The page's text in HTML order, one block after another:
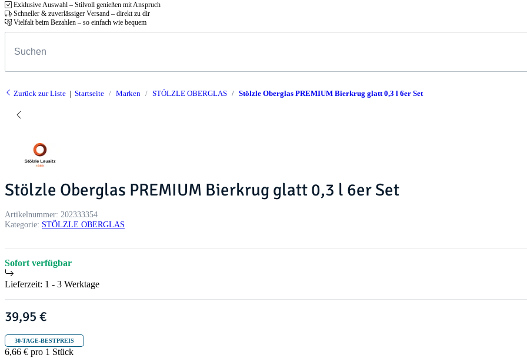
Exklusive Auswahl – Stilvoll genießen mit Anspruch
Schneller & zuverlässiger Versand – direkt zu dir
Vielfalt beim Bezahlen – so einfach wie bequem
Zurück zur Liste Startseite Marken STÖLZLE OBERGLAS Stölzle Oberglas PREMIUM Bierkrug glatt 0,3 l 6er Set
Stölzle Oberglas PREMIUM Bierkrug glatt 0,3 l 6er Set
Artikelnummer: 202333354
Kategorie: STÖLZLE OBERGLAS
Sofort verfügbar
Lieferzeit: 1 - 3 Werktage
39,95 €
30-TAGE-BESTPREIS
6,66 € pro 1 Stück